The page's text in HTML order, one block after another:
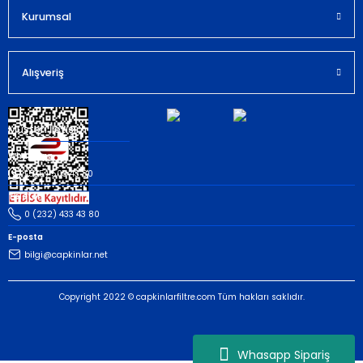
Whasapp Sipariş
Kurumsal
Alışveriş
Müşteri İletişim
Whatsapp
(535) 503 43 80
Telefon
0 (232) 433 43 80
E-posta
bilgi@capkinlar.net
Copyright 2022 © capkinlarfiltre.com Tüm hakları saklıdır.